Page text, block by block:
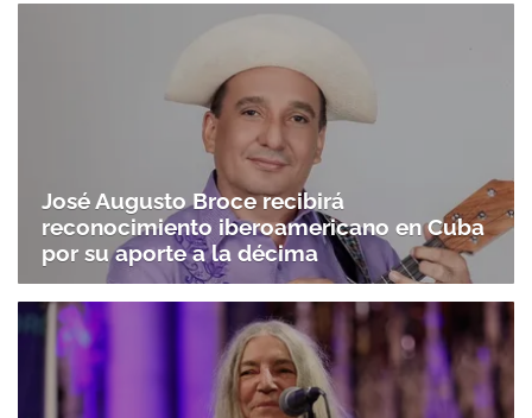
José Augusto Broce recibirá
reconocimiento iberoamericano en Cuba
por su aporte a la décima